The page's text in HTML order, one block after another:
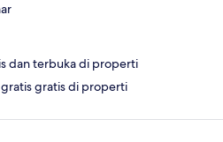
dan terbuka di properti
gratis di properti